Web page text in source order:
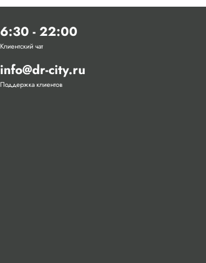
6:30 - 22:00
Клиентский чат
info@dr-city.ru
Поддержка клиентов